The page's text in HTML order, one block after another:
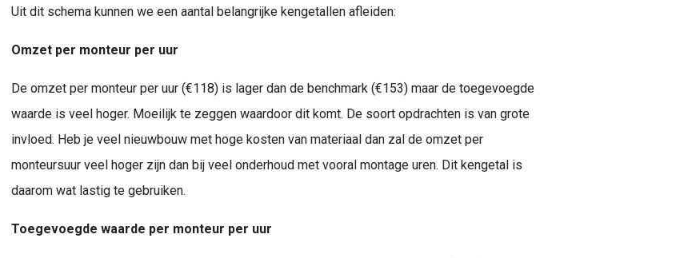
Uit dit schema kunnen we een aantal belangrijke kengetallen afleiden:
Omzet per monteur per uur
De omzet per monteur per uur (€118) is lager dan de benchmark (€153) maar de toegevoegde
waarde is veel hoger. Moeilijk te zeggen waardoor dit komt. De soort opdrachten is van grote
invloed. Heb je veel nieuwbouw met hoge kosten van materiaal dan zal de omzet per
monteursuur veel hoger zijn dan bij veel onderhoud met vooral montage uren. Dit kengetal is
daarom wat lastig te gebruiken.
Toegevoegde waarde per monteur per uur